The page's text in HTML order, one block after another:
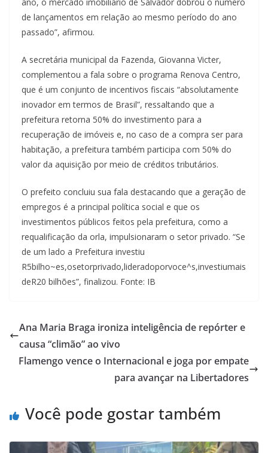
de lançamentos em relação ao mesmo período do ano
passado”, afirmou.
A secretária municipal da Fazenda, Giovanna Victer,
complementou a fala sobre o programa Renova Centro,
que é um conjunto de incentivos fiscais “absolutamente
inovador em termos de Brasil”, ressaltando que a
prefeitura retorna 50% do investimento para a
recuperação de imóveis e, no caso de a compra ser para
habitação, a prefeitura também participa com 50% do
valor da aquisição por meio de créditos tributários.
O prefeito concluiu sua fala destacando que a geração de
empregos é a principal política social e que os
investimentos públicos feitos pela prefeitura, como a
requalificação da orla, impulsionaram o setor privado. “Se
de um lado a Prefeitura investiu
R5bilho~es,osetorprivado,lideradoporvoce^s,investiumais
deR20 bilhões”, finalizou. Fonte: IB
Ana Maria Braga ironiza inteligência de repórter e
causa “climão” ao vivo
Flamengo vence o Internacional e joga por empate
para avançar na Libertadores
Você pode gostar também